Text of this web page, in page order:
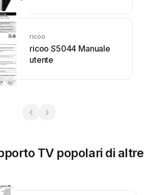
ricoo
ricoo S5044 Manuale
utente
TV popolari di altre